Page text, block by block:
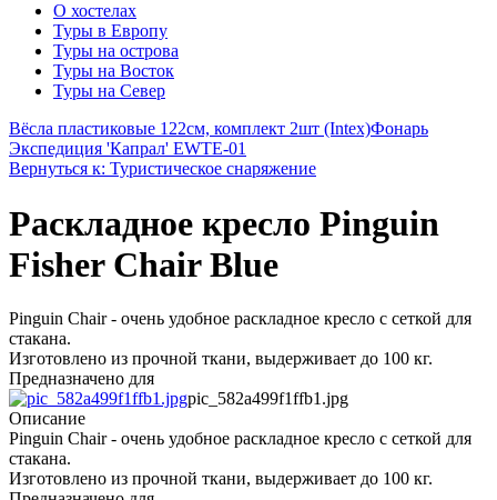
О хостелах
Туры в Европу
Туры на острова
Туры на Восток
Туры на Север
Вёсла пластиковые 122см, комплект 2шт (Intex)Фонарь
Экспедиция 'Капрал' EWTE-01
Вернуться к: Туристическое снаряжение
Раскладное кресло Pinguin
Fisher Chair Blue
Pinguin Chair - очень удобное раскладное кресло с сеткой для
стакана.
Изготовлено из прочной ткани, выдерживает до 100 кг.
Предназначено для
pic_582a499f1ffb1.jpg
Описание
Pinguin Chair - очень удобное раскладное кресло с сеткой для
стакана.
Изготовлено из прочной ткани, выдерживает до 100 кг.